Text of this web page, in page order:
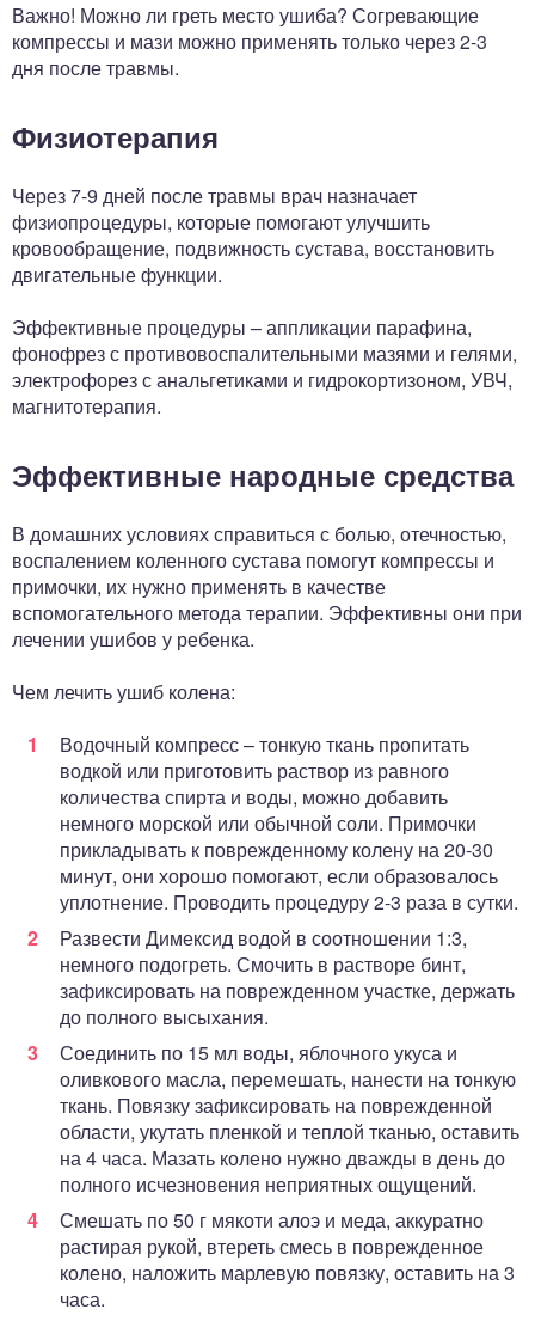
Важно! Можно ли греть место ушиба? Согревающие
компрессы и мази можно применять только через 2-3
дня после травмы.
Физиотерапия
Через 7-9 дней после травмы врач назначает
физиопроцедуры, которые помогают улучшить
кровообращение, подвижность сустава, восстановить
двигательные функции.
Эффективные процедуры – аппликации парафина,
фонофрез с противовоспалительными мазями и гелями,
электрофорез с анальгетиками и гидрокортизоном, УВЧ,
магнитотерапия.
Эффективные народные средства
В домашних условиях справиться с болью, отечностью,
воспалением коленного сустава помогут компрессы и
примочки, их нужно применять в качестве
вспомогательного метода терапии. Эффективны они при
лечении ушибов у ребенка.
Чем лечить ушиб колена:
Водочный компресс – тонкую ткань пропитать
водкой или приготовить раствор из равного
количества спирта и воды, можно добавить
немного морской или обычной соли. Примочки
прикладывать к поврежденному колену на 20-30
минут, они хорошо помогают, если образовалось
уплотнение. Проводить процедуру 2-3 раза в сутки.
Развести Димексид водой в соотношении 1:3,
немного подогреть. Смочить в растворе бинт,
зафиксировать на поврежденном участке, держать
до полного высыхания.
Соединить по 15 мл воды, яблочного укуса и
оливкового масла, перемешать, нанести на тонкую
ткань. Повязку зафиксировать на поврежденной
области, укутать пленкой и теплой тканью, оставить
на 4 часа. Мазать колено нужно дважды в день до
полного исчезновения неприятных ощущений.
Смешать по 50 г мякоти алоэ и меда, аккуратно
растирая рукой, втереть смесь в поврежденное
колено, наложить марлевую повязку, оставить на 3
часа.